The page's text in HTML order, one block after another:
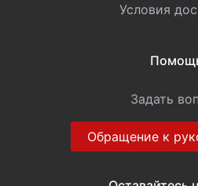
Условия
Задать
Обращение к